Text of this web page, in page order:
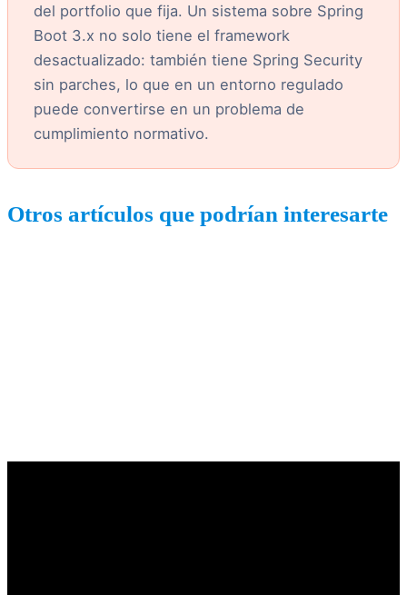
del portfolio que fija. Un sistema sobre Spring
Boot 3.x no solo tiene el framework
desactualizado: también tiene Spring Security
sin parches, lo que en un entorno regulado
puede convertirse en un problema de
cumplimiento normativo.
Otros artículos que podrían interesarte